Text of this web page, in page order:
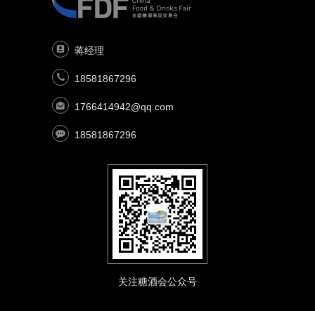
蒋经理
18581867296
1766414942@qq.com
18581867296
关注糖酒会公众号